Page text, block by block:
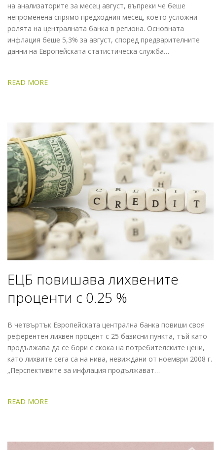
на анализаторите за месец август, въпреки че беше
непроменена спрямо предходния месец, което усложни
ролята на централната банка в региона. Основната
инфлация беше 5,3% за август, според предварителните
данни на Европейската статистическа служба…
READ MORE
ЕЦБ повишава лихвените
проценти с 0.25 %
В четвъртък Европейската централна банка повиши своя
референтен лихвен процент с 25 базисни пункта, тъй като
продължава да се бори с скока на потребителските цени,
като лихвите сега са на нива, невиждани от ноември 2008 г.
„Перспективите за инфлация продължават…
READ MORE